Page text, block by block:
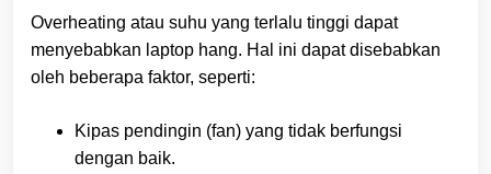
Overheating atau suhu yang terlalu tinggi dapat
menyebabkan laptop hang. Hal ini dapat disebabkan
oleh beberapa faktor, seperti:
Kipas pendingin (fan) yang tidak berfungsi
dengan baik.